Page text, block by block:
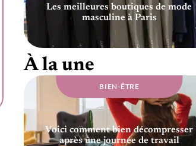
Les meilleures boutiques de mode
masculine à Paris
À la une
BIEN-ÊTRE
Voici comment bien décompresser
après une journée de travail